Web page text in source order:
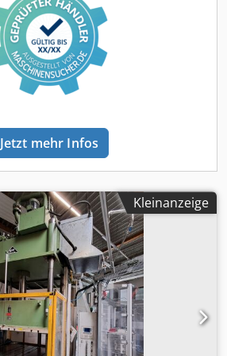
Jetzt mehr Infos
Kleinanzeige